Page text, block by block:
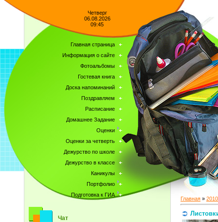
Четверг
06.08.2026
09:45
Главная страница
Информация о сайте
Фотоальбомы
Гостевая книга
Доска напоминаний
Поздравляем
Расписание
Домашнее Задание
Оценки
Оценки за четверть
Дежурство по школе
Дежурство в классе
Каникулы
Портфолио
Подготовка к ГИА
Чат
Главная » 2010